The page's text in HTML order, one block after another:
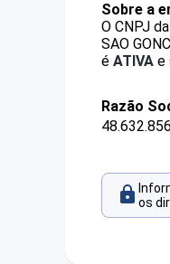
Sobre a
O CNPJ
SAO
é ATIVA e
Razão
os